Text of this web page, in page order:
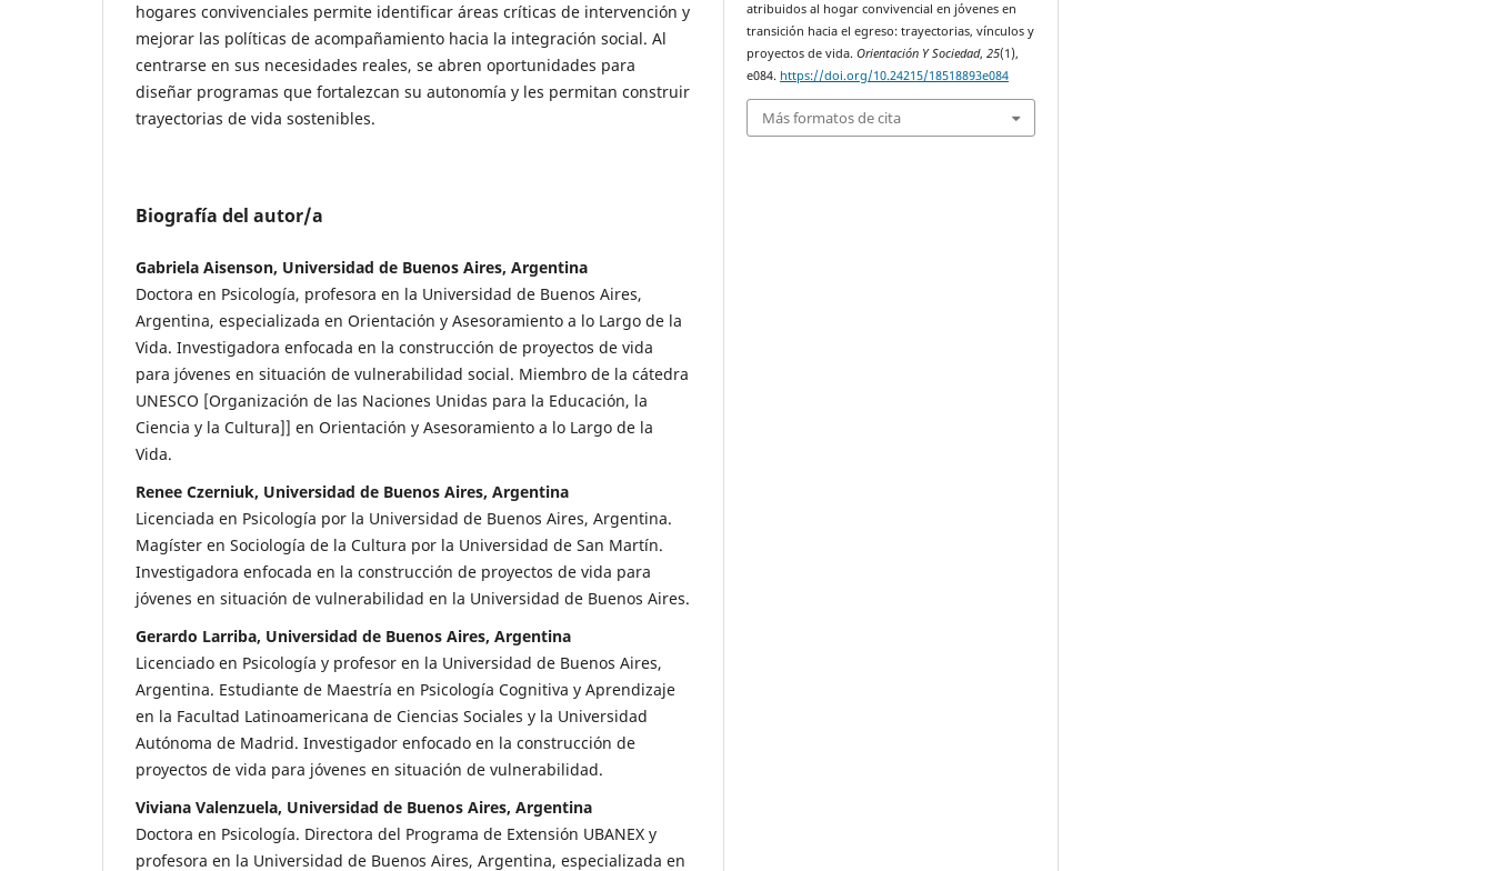
hogares convivenciales permite identificar áreas críticas de intervención y
mejorar las políticas de acompañamiento hacia la integración social. Al
centrarse en sus necesidades reales, se abren oportunidades para
diseñar programas que fortalezcan su autonomía y les permitan construir
trayectorias de vida sostenibles.
Biografía del autor/a
Gabriela Aisenson, Universidad de Buenos Aires, Argentina
Doctora en Psicología, profesora en la Universidad de Buenos Aires,
Argentina, especializada en Orientación y Asesoramiento a lo Largo de la
Vida. Investigadora enfocada en la construcción de proyectos de vida
para jóvenes en situación de vulnerabilidad social. Miembro de la cátedra
UNESCO [Organización de las Naciones Unidas para la Educación, la
Ciencia y la Cultura]] en Orientación y Asesoramiento a lo Largo de la
Vida.
Renee Czerniuk, Universidad de Buenos Aires, Argentina
Licenciada en Psicología por la Universidad de Buenos Aires, Argentina.
Magíster en Sociología de la Cultura por la Universidad de San Martín.
Investigadora enfocada en la construcción de proyectos de vida para
jóvenes en situación de vulnerabilidad en la Universidad de Buenos Aires.
Gerardo Larriba, Universidad de Buenos Aires, Argentina
Licenciado en Psicología y profesor en la Universidad de Buenos Aires,
Argentina. Estudiante de Maestría en Psicología Cognitiva y Aprendizaje
en la Facultad Latinoamericana de Ciencias Sociales y la Universidad
Autónoma de Madrid. Investigador enfocado en la construcción de
proyectos de vida para jóvenes en situación de vulnerabilidad.
Viviana Valenzuela, Universidad de Buenos Aires, Argentina
Doctora en Psicología. Directora del Programa de Extensión UBANEX y
profesora en la Universidad de Buenos Aires, Argentina, especializada en
atribuidos al hogar convivencial en jóvenes en
transición hacia el egreso: trayectorias, vínculos y
proyectos de vida.Orientación Y Sociedad,25(1),
e084. https://doi.org/10.24215/18518893e084
Más formatos de cita